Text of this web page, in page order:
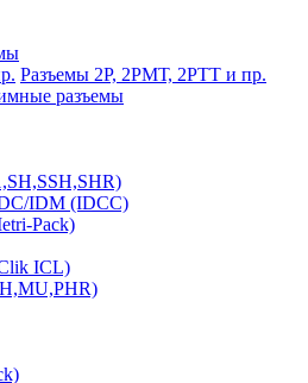
Разъемы 2Р, 2РМТ, 2РТТ и пр.
разъемы
IDM (IDCC)
Pack)
ICL)